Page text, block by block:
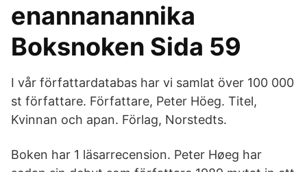
enannanannika
Boksnoken Sida 59
I vår författardatabas har vi samlat över 100 000
st författare. Författare, Peter Höeg. Titel,
Kvinnan och apan. Förlag, Norstedts.
Boken har 1 läsarrecension. Peter Høeg har